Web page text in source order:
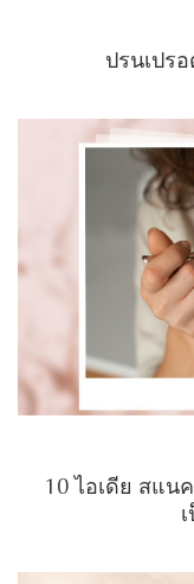
ปรนเปร
10 ไอเดีย สแน